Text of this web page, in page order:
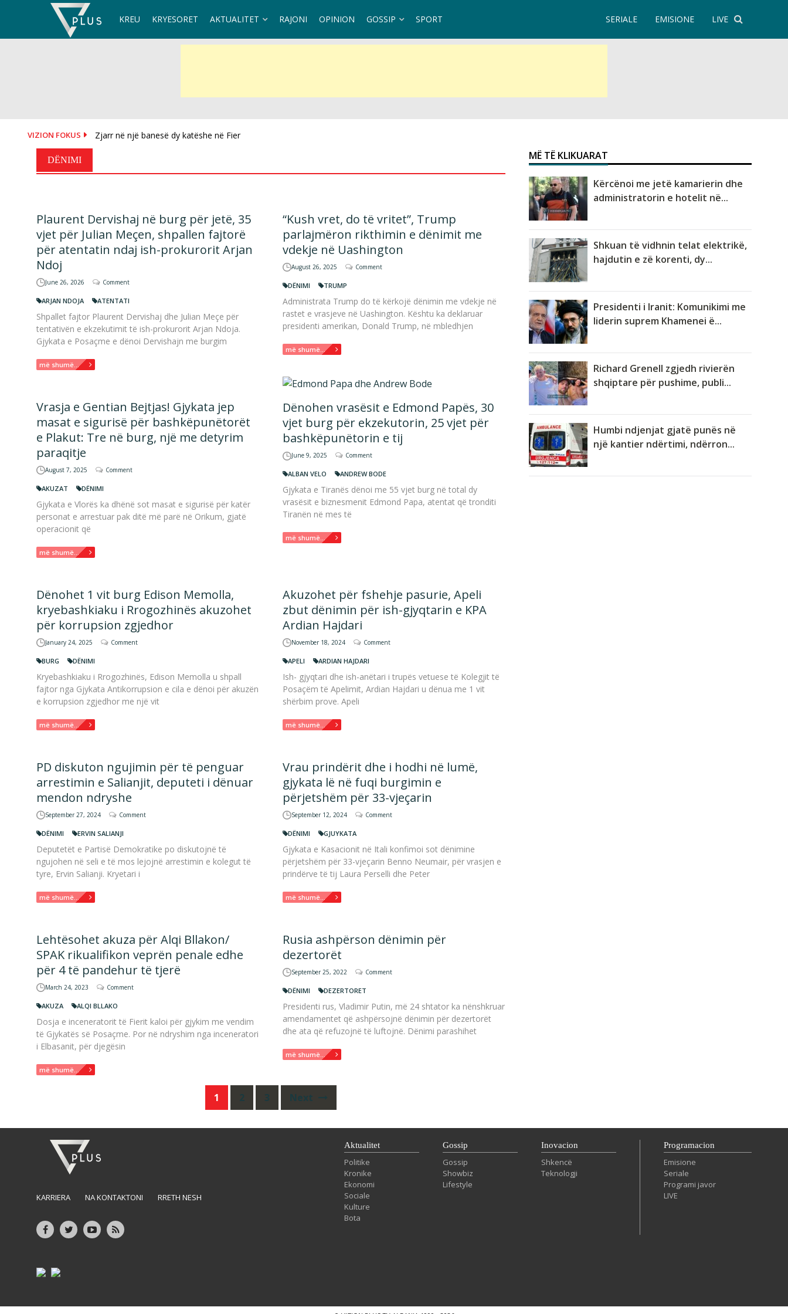
KREU KRYESORET AKTUALITET RAJONI OPINION GOSSIP SPORT LIVE
EMISIONE
SERIALE
VIZION FOKUS Zjarr në një banesë dy katëshe në Fier
OKB i kërkon SHBA-ve të heqin sanksionet ndaj Kubës
DËNIMI
Plaurent Dervishaj në burg për jetë, 35
vjet për Julian Meçen, shpallen fajtorë
për atentatin ndaj ish-prokurorit Arjan
Ndoj
June 26, 2026 Comment
ARJAN NDOJA ATENTATI
Shpallet fajtor Plaurent Dervishaj dhe Julian Meçe për
tentativën e ekzekutimit të ish-prokurorit Arjan Ndoja.
Gjykata e Posaçme e dënoi Dervishajn me burgim
më shumë...
“Kush vret, do të vritet”, Trump
parlajmëron rikthimin e dënimit me
vdekje në Uashington
August 26, 2025 Comment
DËNIMI TRUMP
Administrata Trump do të kërkojë dënimin me vdekje në
rastet e vrasjeve në Uashington. Kështu ka deklaruar
presidenti amerikan, Donald Trump, në mbledhjen
më shumë...
Vrasja e Gentian Bejtjas! Gjykata jep
masat e sigurisë për bashkëpunëtorët
e Plakut: Tre në burg, një me detyrim
paraqitje
August 7, 2025 Comment
AKUZAT DËNIMI
Gjykata e Vlorës ka dhënë sot masat e sigurisë për katër
personat e arrestuar pak ditë më parë në Orikum, gjatë
operacionit që
më shumë...
Dënohen vrasësit e Edmond Papës, 30
vjet burg për ekzekutorin, 25 vjet për
bashkëpunëtorin e tij
June 9, 2025 Comment
ALBAN VELO ANDREW BODE
Gjykata e Tiranës dënoi me 55 vjet burg në total dy
vrasësit e biznesmenit Edmond Papa, atentat që tronditi
Tiranën në mes të
më shumë...
Dënohet 1 vit burg Edison Memolla,
kryebashkiaku i Rrogozhinës akuzohet
për korrupsion zgjedhor
January 24, 2025 Comment
BURG DËNIMI
Kryebashkiaku i Rrogozhinës, Edison Memolla u shpall
fajtor nga Gjykata Antikorrupsion e cila e dënoi për akuzën
e korrupsion zgjedhor me një vit
më shumë...
Akuzohet për fshehje pasurie, Apeli
zbut dënimin për ish-gjyqtarin e KPA
Ardian Hajdari
November 18, 2024 Comment
APELI ARDIAN HAJDARI
Ish- gjyqtari dhe ish-anëtari i trupës vetuese të Kolegjit të
Posaçëm të Apelimit, Ardian Hajdari u dënua me 1 vit
shërbim prove. Apeli
më shumë...
PD diskuton ngujimin për të penguar
arrestimin e Salianjit, deputeti i dënuar
mendon ndryshe
September 27, 2024 Comment
DËNIMI ERVIN SALIANJI
Deputetët e Partisë Demokratike po diskutojnë të
ngujohen në seli e të mos lejojnë arrestimin e kolegut të
tyre, Ervin Salianji. Kryetari i
më shumë...
Vrau prindërit dhe i hodhi në lumë,
gjykata lë në fuqi burgimin e
përjetshëm për 33-vjeçarin
September 12, 2024 Comment
DËNIMI GJUYKATA
Gjykata e Kasacionit në Itali konfimoi sot dënimine
përjetshëm për 33-vjeçarin Benno Neumair, për vrasjen e
prindërve të tij Laura Perselli dhe Peter
më shumë...
Lehtësohet akuza për Alqi Bllakon/
SPAK rikualifikon veprën penale edhe
për 4 të pandehur të tjerë
March 24, 2023 Comment
AKUZA ALQI BLLAKO
Dosja e inceneratorit të Fierit kaloi për gjykim me vendim
të Gjykatës së Posaçme. Por në ndryshim nga inceneratori
i Elbasanit, për djegësin
më shumë...
Rusia ashpërson dënimin për
dezertorët
September 25, 2022 Comment
DËNIMI DEZERTORET
Presidenti rus, Vladimir Putin, më 24 shtator ka nënshkruar
amendamentet që ashpërsojnë dënimin për dezertorët
dhe ata që refuzojnë të luftojnë. Dënimi parashihet
më shumë...
1 2 3 Next
MË TË KLIKUARAT
Kërcënoi me jetë kamarierin dhe
administratorin e hotelit në...
Shkuan të vidhnin telat elektrikë,
hajdutin e zë korenti, dy...
Presidenti i Iranit: Komunikimi me
liderin suprem Khamenei ë...
Richard Grenell zgjedh rivierën
shqiptare për pushime, publi...
Humbi ndjenjat gjatë punës në
një kantier ndërtimi, ndërron...
KARRIERA NA KONTAKTONI RRETH NESH
Aktualitet
Politike
Kronike
Ekonomi
Sociale
Kulture
Bota
Gossip
Gossip
Showbiz
Lifestyle
Inovacion
Shkencë
Teknologji
Programacion
Emisione
Seriale
Programi javor
LIVE